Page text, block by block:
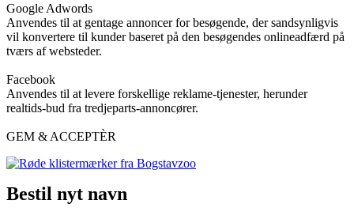
Google Adwords
Anvendes til at gentage annoncer for besøgende, der sandsynligvis
vil konvertere til kunder baseret på den besøgendes onlineadfærd på
tværs af websteder.
Facebook
Anvendes til at levere forskellige reklame-tjenester, herunder
realtids-bud fra tredjeparts-annoncører.
GEM & ACCEPTÈR
Bestil nyt navn